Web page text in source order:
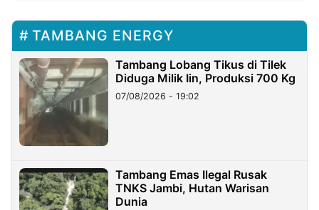
TAMBANG ENERGY
Tambang Lobang Tikus di Tilek
Diduga Milik Iin, Produksi 700 Kg
07/08/2026 - 19:02
Tambang Emas Ilegal Rusak
TNKS Jambi, Hutan Warisan
Dunia